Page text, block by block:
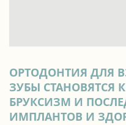
ОРТОДОНТИЯ ДЛЯ
ЗУБЫ СТАНОВЯТСЯ
БРУКСИЗМ И
ИМПЛАНТОВ И